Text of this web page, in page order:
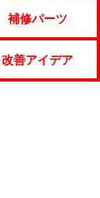
補修パーツ
改善アイデア